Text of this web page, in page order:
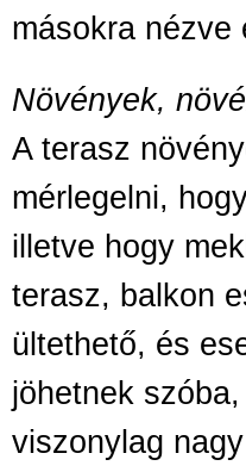
másokra nézve
Növények,
A terasz
mérlegelni,
illetve hogy
terasz, balkon
ültethető, és
jöhetnek
viszonylag